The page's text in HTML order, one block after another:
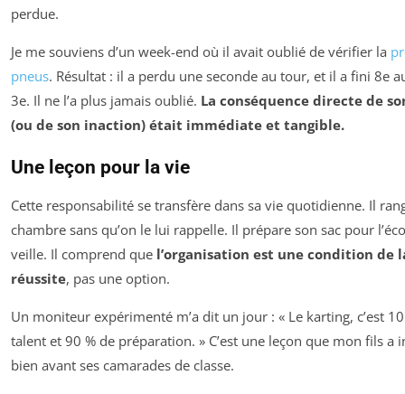
perdue.
Je me souviens d’un week-end où il avait oublié de vérifier la
pneus. Résultat : il a perdu une seconde au tour, et il a fini 8e
3e. Il ne l’a plus jamais oublié. La conséquence directe de
(ou de son inaction) était immédiate et tangible.
Une leçon pour la vie
Cette responsabilité se transfère dans sa vie quotidienne. Il
chambre sans qu’on le lui rappelle. Il prépare son sac pour
veille. Il comprend que l’organisation est une condition de
réussite, pas une option.
Un moniteur expérimenté m’a dit un jour : « Le karting, c’est
talent et 90 % de préparation. » C’est une leçon que mon fils a
bien avant ses camarades de classe.